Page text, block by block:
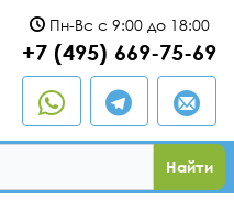
Пн-Вс с 9:00 до 18:00
+7 (495) 669-75-69
Найти